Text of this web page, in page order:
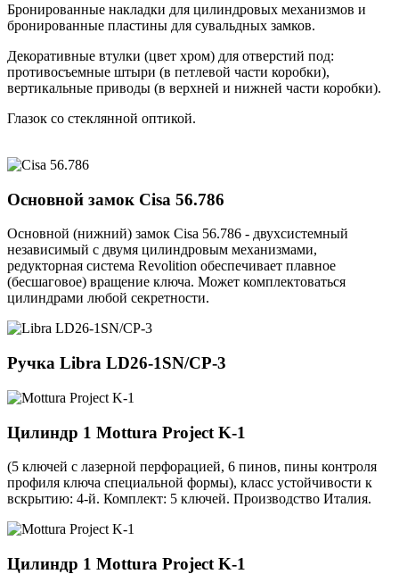
Бронированные накладки для цилиндровых механизмов и
бронированные пластины для сувальдных замков.
Декоративные втулки (цвет хром) для отверстий под:
противосъемные штыри (в петлевой части коробки),
вертикальные приводы (в верхней и нижней части коробки).
Глазок со стеклянной оптикой.
Основной замок Cisa 56.786
Основной (нижний) замок Cisa 56.786 - двухсистемный
независимый с двумя цилиндровым механизмами,
редукторная система Revolition обеспечивает плавное
(бесшаговое) вращение ключа. Может комплектоваться
цилиндрами любой секретности.
Ручка Libra LD26-1SN/CP-3
Цилиндр 1 Mottura Project K-1
(5 ключей с лазерной перфорацией, 6 пинов, пины контроля
профиля ключа специальной формы), класс устойчивости к
вскрытию: 4-й. Комплект: 5 ключей. Производство Италия.
Цилиндр 1 Mottura Project K-1